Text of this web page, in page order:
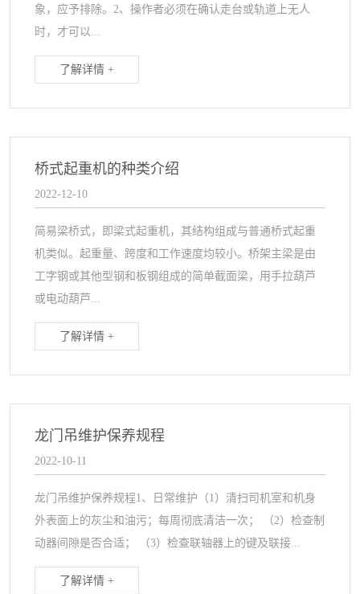
象，应予排除。2、操作者必须在确认走台或轨道上无人
时，才可以...
了解详情 +
桥式起重机的种类介绍
2022-12-10
简易梁桥式，即梁式起重机，其结构组成与普通桥式起重
机类似。起重量、跨度和工作速度均较小。桥架主梁是由
工字钢或其他型钢和板钢组成的简单截面梁，用手拉葫芦
或电动葫芦...
了解详情 +
龙门吊维护保养规程
2022-10-11
龙门吊维护保养规程1、日常维护（1）清扫司机室和机身
外表面上的灰尘和油污；每周彻底清洁一次； （2）检查制
动器间隙是否合适； （3）检查联轴器上的键及联接...
了解详情 +